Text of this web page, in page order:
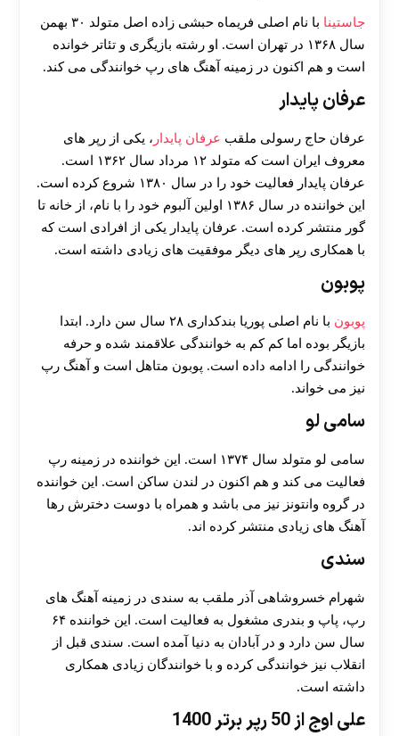
جاستینا
با نام اصلی فریماه حبشی زاده اصل متولد ۳۰ بهمن
سال ۱۳۶۸ در تهران است. او رشته بازیگری و تئاتر خوانده
است و هم اکنون در زمینه آهنگ های رپ خوانندگی می کند.
عرفان پایدار
عرفان حاج رسولی ملقب عرفان پایدار ، یکی از رپر های
معروف ایران است که متولد ۱۲ مرداد سال ۱۳۶۲ است.
عرفان پایدار فعالیت خود را در سال ۱۳۸۰ شروع کرده است.
این خواننده در سال ۱۳۸۶ اولین آلبوم خود را با نام، از خانه تا
گور منتشر کرده است. عرفان‌ پایدار یکی از افرادی است که
با همکاری رپر های دیگر موفقیت‌ های زیادی داشته است.
پوبون
پوبون
با نام اصلی پوریا بندکداری ۲۸ سال سن دارد. ابتدا
بازیگر بوده اما کم کم به خوانندگی علاقمند شده و حرفه
خوانندگی را ادامه داده است. پوبون متاهل است و آهنگ رپ
نیز می خواند.
سامی لو
سامی لو متولد سال ۱۳۷۴ است. این خواننده در زمینه رپ
فعالیت می کند و هم اکنون در لندن ساکن است. این خواننده
در گروه وانتونز نیز می باشد و همراه با دوست دخترش رها
آهنگ های زیادی منتشر کرده اند.
سندی
شهرام خسروشاهی آذر ملقب به سندی در زمینه آهنگ های
رپ، پاپ و بندری مشغول به فعالیت است. این خواننده ۶۴
سال سن دارد و در آبادان به دنیا آمده است. سندی قبل از
انقلاب نیز خوانندگی کرده و با خوانندگان زیادی همکاری
داشته است.
علی اوج از 50 رپر برتر 1400